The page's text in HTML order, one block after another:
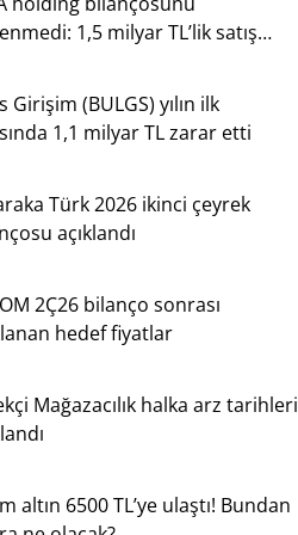
1,5 milyar TL’lik satış
Girişim (BULGS) yılın ilk
1,1 milyar TL zarar etti
Türk 2026 ikinci çeyrek
açıklandı
2Ç26 bilanço sonrası
hedef fiyatlar
Mağazacılık halka arz tarihleri
altın 6500 TL’ye ulaştı! Bundan